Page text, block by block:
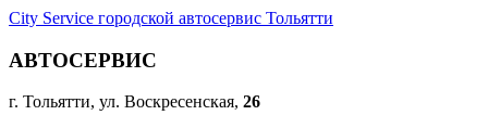
City Service городской автосервис Тольятти
АВТОСЕРВИС
г. Тольятти, ул. Воскресенская, 26